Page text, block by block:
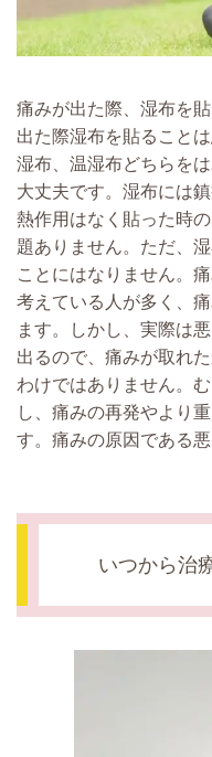
痛みが出た際、湿布を
出た際湿布を貼ること
湿布、温湿布どちらを
大丈夫です。湿布には
熱作用はなく貼った時
題ありません。ただ、
ことにはなりません。
考えている人が多く、
ます。しかし、実際は
出るので、痛みが取れ
わけではありません。
し、痛みの再発やより
す。痛みの原因である
いつから治